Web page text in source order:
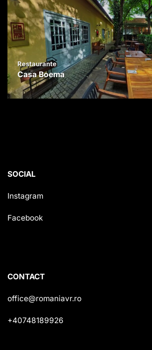
Restaurante
Casa Boema
SOCIAL
Instagram
Facebook
CONTACT
office@romaniavr.ro
+40748189926